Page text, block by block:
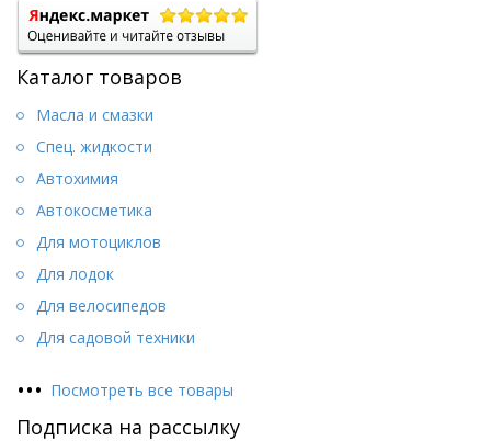
Каталог товаров
Масла и смазки
Спец. жидкости
Автохимия
Автокосметика
Для мотоциклов
Для лодок
Для велосипедов
Для садовой техники
••• Посмотреть все товары
Подписка на рассылку